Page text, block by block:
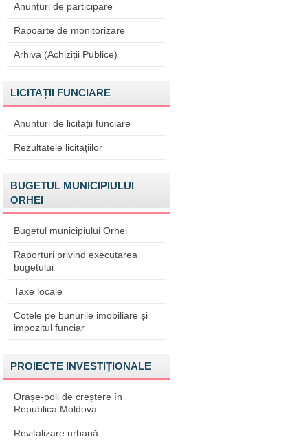
Anunțuri de participare
Rapoarte de monitorizare
Arhiva (Achiziții Publice)
LICITAȚII FUNCIARE
Anunțuri de licitații funciare
Rezultatele licitațiilor
BUGETUL MUNICIPIULUI
ORHEI
Bugetul municipiului Orhei
Raporturi privind executarea
bugetului
Taxe locale
Cotele pe bunurile imobiliare și
impozitul funciar
PROIECTE INVESTIȚIONALE
Orașe-poli de creștere în
Republica Moldova
Revitalizare urbană